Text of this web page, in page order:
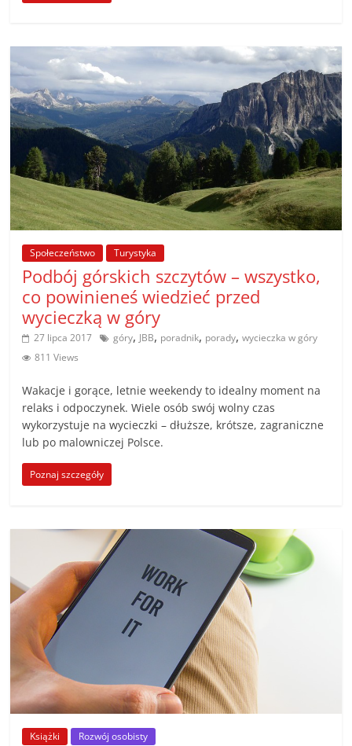
Społeczeństwo Turystyka
Podbój górskich szczytów – wszystko,
co powinieneś wiedzieć przed
wycieczką w góry
27 lipca 2017 góry, JBB, poradnik, porady,wycieczka w góry
811 Views
Wakacje i gorące, letnie weekendy to idealny moment na
relaks i odpoczynek. Wiele osób swój wolny czas
wykorzystuje na wycieczki – dłuższe, krótsze, zagraniczne
lub po malowniczej Polsce.
Poznaj szczegóły
Książki Rozwój osobisty